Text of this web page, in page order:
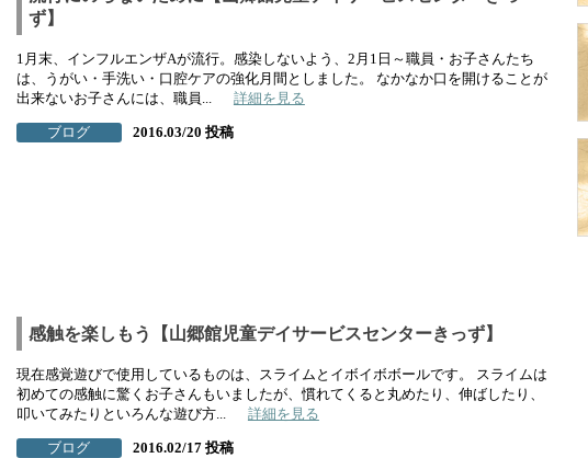
ず】
1月末、インフルエンザAが流行。感染しないよう、2月1日～職員・お子さんたち
は、うがい・手洗い・口腔ケアの強化月間としました。 なかなか口を開けることが
出来ないお子さんには、職員...
詳細を見る
ブログ 2016.03/20 投稿
感触を楽しもう【山郷館児童デイサービスセンターきっず】
現在感覚遊びで使用しているものは、スライムとイボイボボールです。 スライムは
初めての感触に驚くお子さんもいましたが、慣れてくると丸めたり、伸ばしたり、
叩いてみたりといろんな遊び方...
詳細を見る
ブログ 2016.02/17 投稿